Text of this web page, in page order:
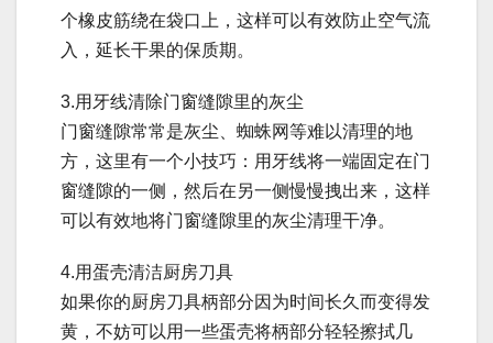
个橡皮筋绕在袋口上，这样可以有效防止空气流
入，延长干果的保质期。
3.用牙线清除门窗缝隙里的灰尘
门窗缝隙常常是灰尘、蜘蛛网等难以清理的地
方，这里有一个小技巧：用牙线将一端固定在门
窗缝隙的一侧，然后在另一侧慢慢拽出来，这样
可以有效地将门窗缝隙里的灰尘清理干净。
4.用蛋壳清洁厨房刀具
如果你的厨房刀具柄部分因为时间长久而变得发
黄，不妨可以用一些蛋壳将柄部分轻轻擦拭几